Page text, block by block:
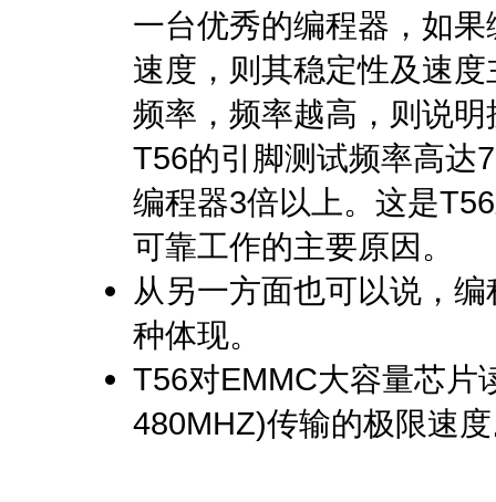
一台优秀的编程器，如
速度，则其稳定性及速
频率，频率越高，则说
T56的引脚测试频率高达
编程器3倍以上。这是
可靠工作的主要原因。
从另一方面也可以说，
种体现。
T56对EMMC大容量芯片
480MHZ)传输的极限速